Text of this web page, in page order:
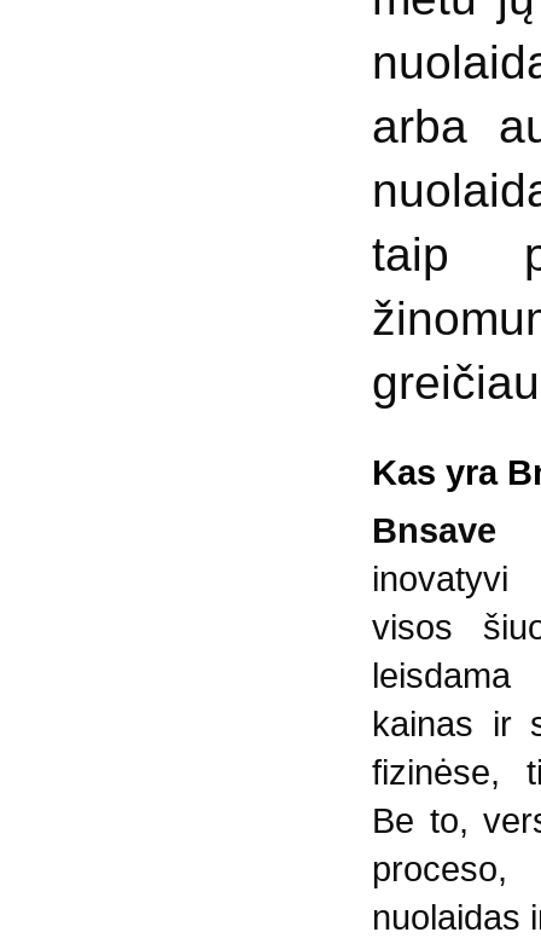
arba
taip
Kas yra
inovatyvi
visos
kainas ir
fizinėse,
Be to,
nuolaidas